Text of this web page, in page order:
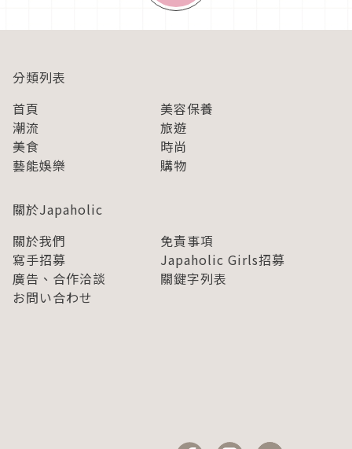
分類列表
首頁
美容保養
潮流
旅遊
美食
時尚
藝能娛樂
購物
關於Japaholic
關於我們
免責事項
寫手招募
Japaholic Girls招募
廣告、合作洽談
關鍵字列表
お問い合わせ